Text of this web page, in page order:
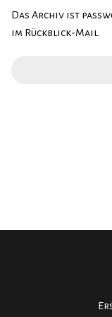
Das Archiv ist
im Rückblick-Mail.